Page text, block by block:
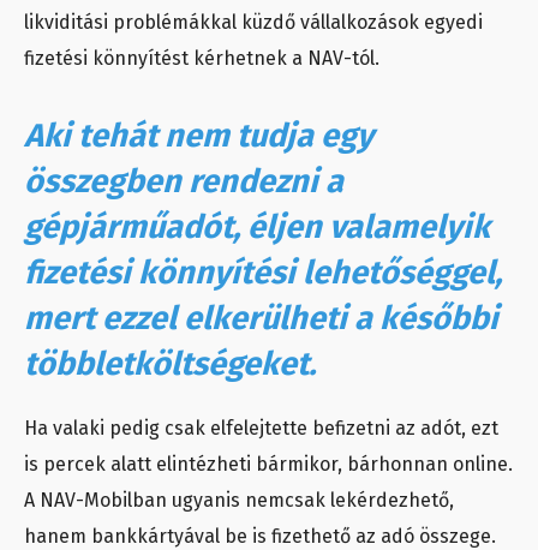
likviditási problémákkal küzdő vállalkozások egyedi
fizetési könnyítést kérhetnek a NAV-tól.
Aki tehát nem tudja egy
összegben rendezni a
gépjárműadót, éljen valamelyik
fizetési könnyítési lehetőséggel,
mert ezzel elkerülheti a későbbi
többletköltségeket.
Ha valaki pedig csak elfelejtette befizetni az adót, ezt
is percek alatt elintézheti bármikor, bárhonnan online.
A NAV-Mobilban ugyanis nemcsak lekérdezhető,
hanem bankkártyával be is fizethető az adó összege.